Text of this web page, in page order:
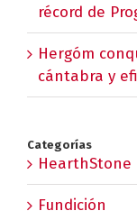
récord de
Hergóm
cántabra y
Categorías
HearthStone
Fundición